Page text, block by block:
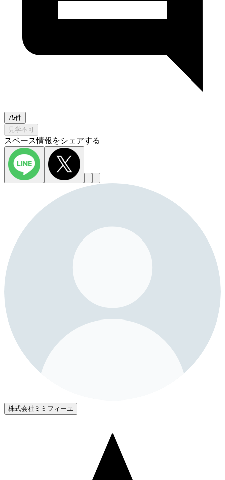
75件
見学不可
スペース情報をシェアする
株式会社ミミフィーユ